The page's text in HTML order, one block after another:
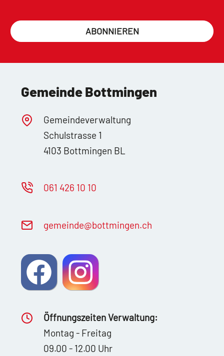
ABONNIEREN
Gemeinde Bottmingen
Gemeindeverwaltung
Schulstrasse 1
4103 Bottmingen BL
061 426 10 10
g m nd b ttm ng n ch
Öffnungszeiten Verwaltung:
Montag - Freitag
09.00 - 12.00 Uhr